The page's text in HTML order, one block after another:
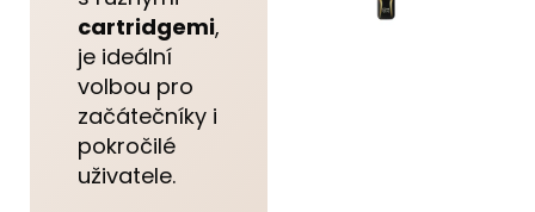
cartridgemi,
je ideální
volbou pro
začátečníky i
pokročilé
uživatele.